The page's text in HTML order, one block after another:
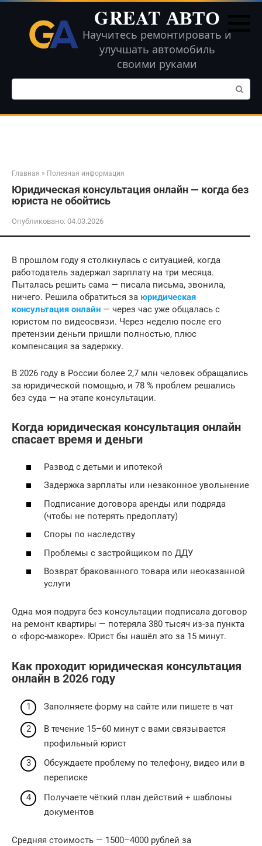
Перейти
контенту
GREAT АВТО
Научитесь ремонтировать и
улучшать автомобиль
своими руками
Поиск:
Главная » Полезная информация
Юридическая консультация онлайн — когда без
юриста не обойтись
Опубликовано: 04.03.2026
В прошлом году я столкнулась с ситуацией, когда
работодатель задержал зарплату на три месяца.
Пыталась решить сама — писала письма, звонила,
ничего. Решила обратиться за юридическая
консультация онлайн — через час уже общалась с
юристом по видеосвязи. Через неделю после его
претензии деньги пришли полностью, плюс
компенсация за задержку.
В 2026 году в России более 2,7 млн человек обращались
за юридической помощью, и 78 % проблем решались
без суда — на этапе консультации.
Когда юридическая консультация онлайн
спасает время и деньги
Развод с детьми и ипотекой
Задержка зарплаты или незаконное увольнение
Подписание договора аренды или подряда
(чтобы не потерять предоплату)
Споры по наследству
Проблемы с застройщиком по ДДУ
Возврат бракованного товара или неоказанной
услуги
Одна моя подруга без консультации подписала договор
на ремонт квартиры — потеряла 380 тысяч из-за пункта
о «форс-мажоре». Юрист бы нашёл это за 15 минут.
Как проходит юридическая консультация
онлайн в 2026 году
Заполняете форму на сайте или пишете в чат
В течение 15–60 минут с вами связывается
профильный юрист
Обсуждаете проблему по телефону, видео или в
переписке
Получаете чёткий план действий + шаблоны
документов
Средняя стоимость — 1500–4000 рублей за